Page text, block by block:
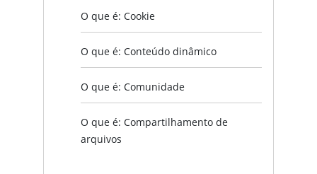
O que é: Cookie
O que é: Conteúdo dinâmico
O que é: Comunidade
O que é: Compartilhamento de
arquivos